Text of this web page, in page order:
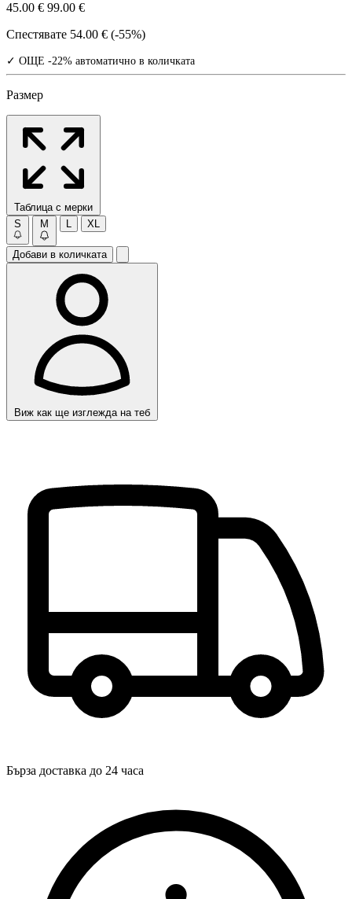
45.00 € 99.00 €
Спестявате 54.00 € (-55%)
✓ ОЩЕ -22% автоматично в количката
Размер
Таблица с мерки
S
M L XL
Добави в количката
Виж как ще изглежда на теб
Бърза доставка до 24 часа